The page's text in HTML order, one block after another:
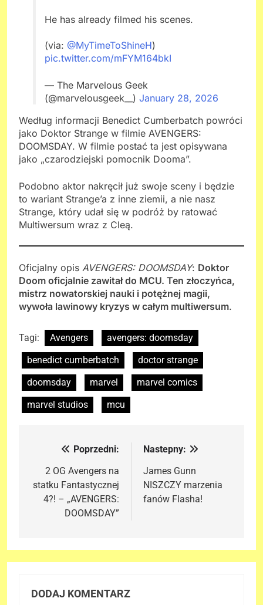
He has already filmed his scenes.
(via: @MyTimeToShineH)
pic.twitter.com/mFYM164bkI
— The Marvelous Geek
(@marvelousgeek__) January 28, 2026
Według informacji Benedict Cumberbatch powróci
jako Doktor Strange w filmie AVENGERS:
DOOMSDAY. W filmie postać ta jest opisywana
jako „czarodziejski pomocnik Dooma”.
Podobno aktor nakręcił już swoje sceny i będzie
to wariant Strange’a z inne ziemii, a nie nasz
Strange, który udał się w podróż by ratować
Multiwersum wraz z Cleą.
Oficjalny opis AVENGERS: DOOMSDAY: Doktor
Doom oficjalnie zawitał do MCU. Ten złoczyńca,
mistrz nowatorskiej nauki i potężnej magii,
wywoła lawinowy kryzys w całym multiwersum.
Tagi: Avengers
avengers: doomsday
benedict cumberbatch
doctor strange
doomsday
marvel
marvel comics
marvel studios
mcu
Nawigacja
wpisu
Poprzedni:
2 OG Avengers na
statku Fantastycznej
4?! – „AVENGERS:
DOOMSDAY”
Nastepny:
James Gunn
NISZCZY marzenia
fanów Flasha!
DODAJ KOMENTARZ